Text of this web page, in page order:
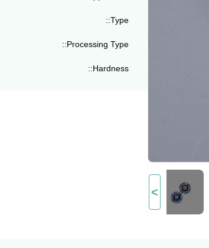
>
Type::
Processing Type::
Hardness::